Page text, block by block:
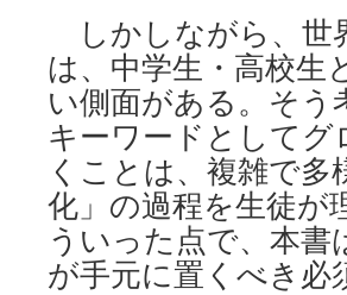
しかしながら、世
は、中学生・高校生
い側面がある。そ
キーワードとして
くことは、複雑で
化」の過程を生徒が
ういった点で、本書
が手元に置くべき必